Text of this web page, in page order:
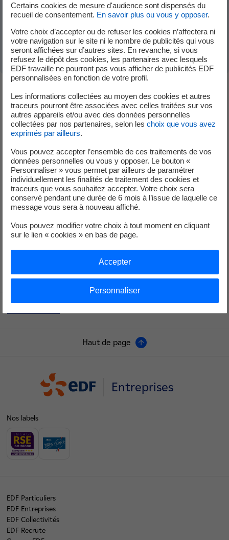
Quelles démarches pour souscrire un nouveau
contrat de gaz professionnel ?
Vous n'avez pas trouvé votre réponse ?
Contactez-nous
Vous n'avez pas trouvé de réponse ?
En savoir plus
Haut de page
Entreprises
Nos labels
EDF Particuliers
EDF Entreprises
EDF Collectivités
EDF Recrute
Certains cookies de mesure d'audience sont dispensés du
recueil de consentement. En savoir plus ou vous y opposer.
Votre choix d’accepter ou de refuser les cookies n’affectera ni
votre navigation sur le site ni le nombre de publicités qui vous
seront affichées sur d’autres sites. En revanche, si vous
refusez le dépôt des cookies, les partenaires avec lesquels
EDF travaille ne pourront pas vous afficher de publicités EDF
personnalisées en fonction de votre profil.
Les informations collectées au moyen des cookies et autres
traceurs pourront être associées avec celles traitées sur vos
autres appareils et/ou avec des données personnelles
collectées par nos partenaires, selon les choix que vous avez
exprimés par ailleurs.
Vous pouvez accepter l’ensemble de ces traitements de vos
données personnelles ou vous y opposer. Le bouton «
Personnaliser » vous permet par ailleurs de paramétrer
individuellement les finalités de traitement des cookies et
traceurs que vous souhaitez accepter. Votre choix sera
conservé pendant une durée de 6 mois à l’issue de laquelle ce
message vous sera à nouveau affiché.
Vous pouvez modifier votre choix à tout moment en cliquant
sur le lien « cookies » en bas de page.
Personnaliser
Accepter